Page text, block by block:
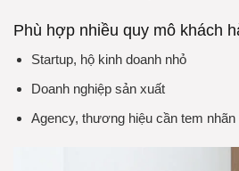
Phù hợp nhiều quy mô khách
Startup, hộ kinh doanh nhỏ
Doanh nghiệp sản xuất
Agency, thương hiệu cần tem nhãn